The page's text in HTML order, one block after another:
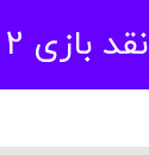
نقد بازی the amazing spider man 2